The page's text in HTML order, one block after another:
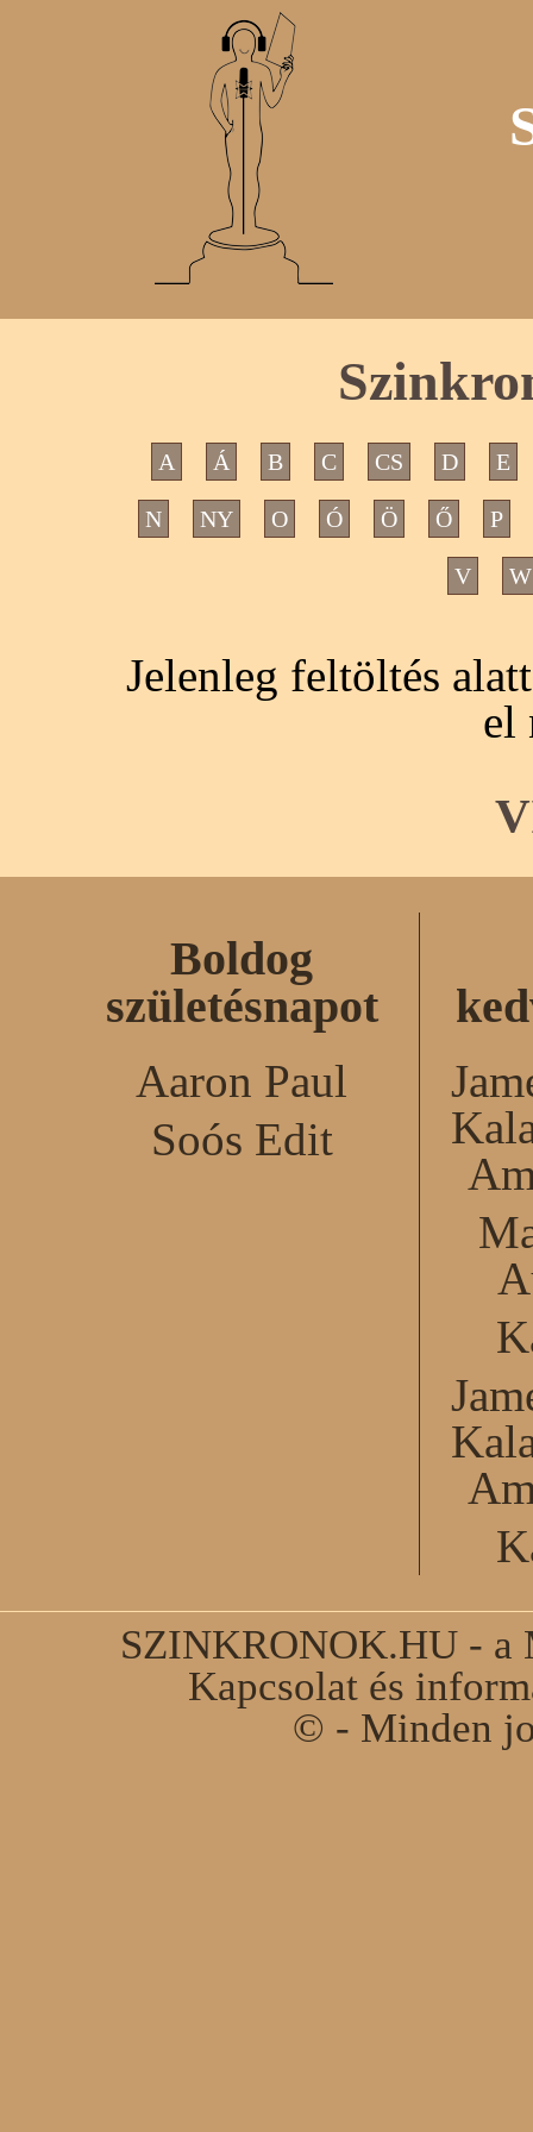
A Á B C CS D E
N NY O Ó Ö Ő P
V W
Jelenleg feltöltés
el
Boldog
születésnapot
Aaron Paul
Soós Edit
SZINKRONOK.HU - a
Kapcsolat és
© - Minden